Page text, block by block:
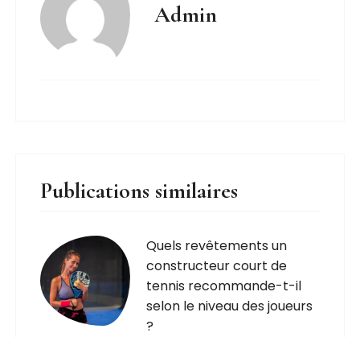
Admin
Publications similaires
Quels revêtements un
constructeur court de
tennis recommande-t-il
selon le niveau des joueurs
?